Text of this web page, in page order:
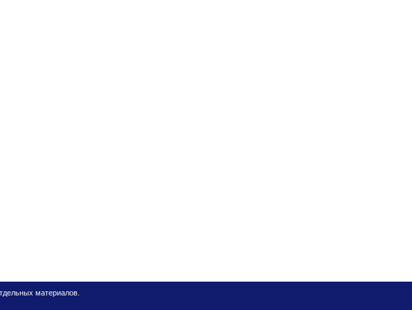
материалов.